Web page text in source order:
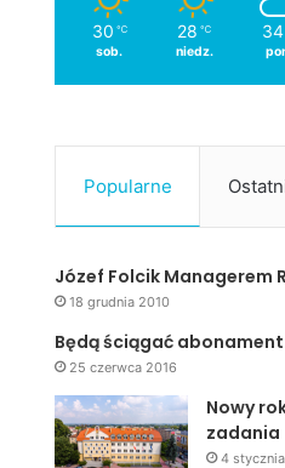
30 ℃
sob.
28 ℃
niedz.
34
Popularne
Józef Folcik Managerem
18 grudnia 2010
Będą ściągać
25 czerwca 2016
Nowy
zadania
4